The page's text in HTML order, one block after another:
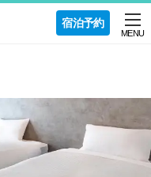
宿泊予約
MENU